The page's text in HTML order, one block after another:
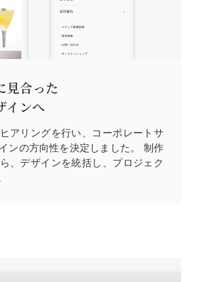
見合った
インへ
アリングを行い、コーポレートサ
ンの方向性を決定しました。 制作
、デザインを統括し、プロジェク